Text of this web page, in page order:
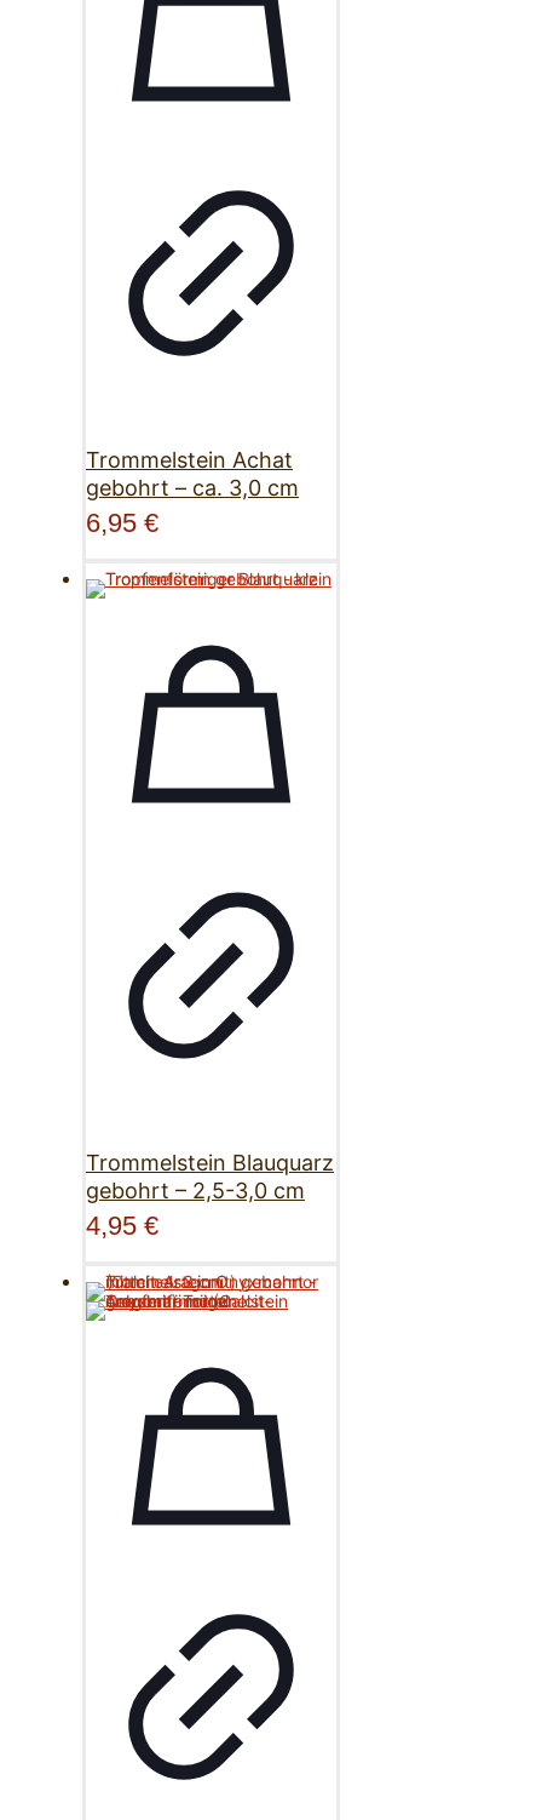
Trommelstein Achat
gebohrt – ca. 3,0 cm
6,95 €
Trommelstein Blauquarz
gebohrt – 2,5-3,0 cm
4,95 €